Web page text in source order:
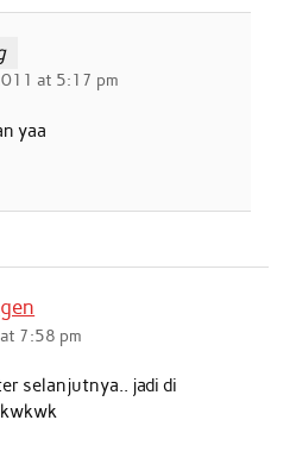
at 5:17 pm
yaa
7:58 pm
selanjutnya.. jadi di